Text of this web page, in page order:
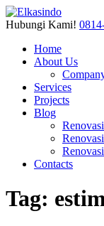
Hubungi Kami!
Home
About Us
Services
Projects
Blog
Contacts
Tag: